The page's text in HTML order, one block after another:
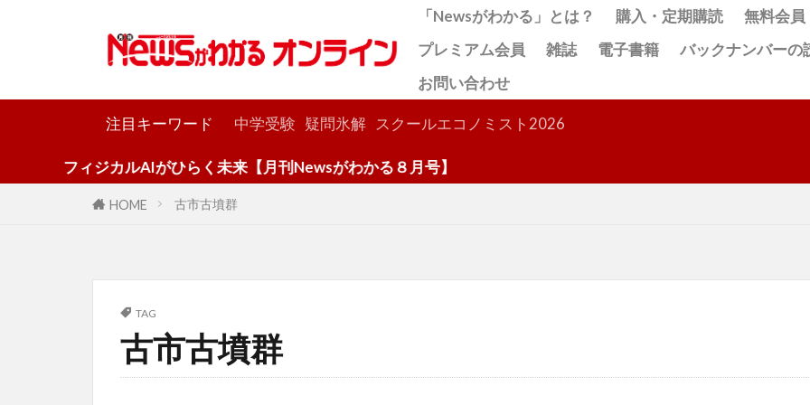
「Newsがわかる」とは？ 購入・定期購読
無料会員
プレミアム会員
雑誌 電子書籍
バックナンバーの
お問い合わせ
注目キーワード 中学受験 疑問氷解 スクールエコノミスト2026
フィジカルAIがひらく未来【月刊Newsがわかる８月号】
HOME 古市古墳群
TAG
古市古墳群
検索